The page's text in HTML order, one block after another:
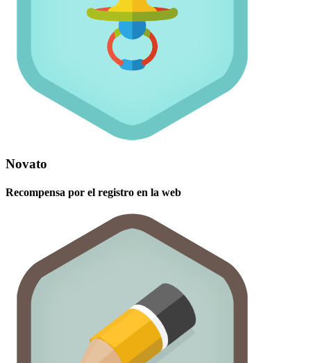
Novato
Recompensa por el registro en la web